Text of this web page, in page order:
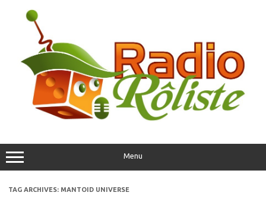
content
Menu
TAG ARCHIVES: MANTOID UNIVERSE